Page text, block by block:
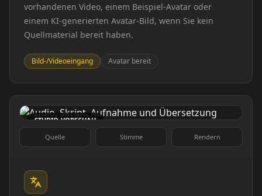
Baby 09 Baby 10
Doctor 01
Doctor 03
Doctor 05 Doctor 06
Doctor 07 Doctor 08
vorhandenen Video, einem Beispiel-Avatar oder
einem KI-generierten Avatar-Bild, wenn Sie kein
Quellmaterial bereit haben.
Bild-/Videoeingang Avatar bereit
STUDIO-VORSCHAU
Quelle
Stimme Rendern